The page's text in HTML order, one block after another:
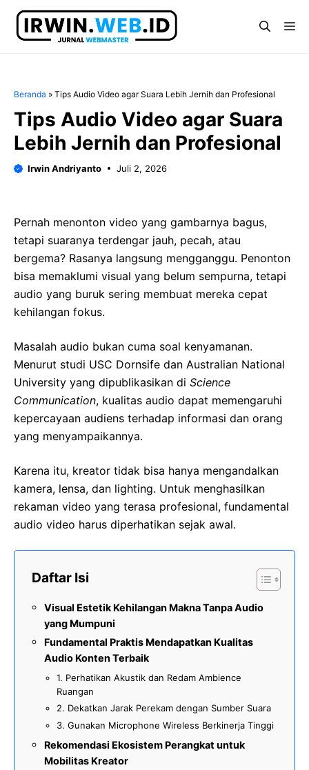
Langsung
Beranda » Tips Audio Video agar Suara Lebih Jernih dan Profesional
Tips Audio Video agar Suara
Lebih Jernih dan Profesional
Irwin Andriyanto Juli 2, 2026
Pernah menonton video yang gambarnya bagus,
tetapi suaranya terdengar jauh, pecah, atau
bergema? Rasanya langsung mengganggu. Penonton
bisa memaklumi visual yang belum sempurna, tetapi
audio yang buruk sering membuat mereka cepat
kehilangan fokus.
Masalah audio bukan cuma soal kenyamanan.
Menurut studi USC Dornsife dan Australian National
University yang dipublikasikan di Science
Communication, kualitas audio dapat memengaruhi
kepercayaan audiens terhadap informasi dan orang
yang menyampaikannya.
Karena itu, kreator tidak bisa hanya mengandalkan
kamera, lensa, dan lighting. Untuk menghasilkan
rekaman video yang terasa profesional, fundamental
audio video harus diperhatikan sejak awal.
Daftar Isi
Visual Estetik Kehilangan Makna Tanpa Audio
yang Mumpuni
Fundamental Praktis Mendapatkan Kualitas
Audio Konten Terbaik
1. Perhatikan Akustik dan Redam Ambience
Ruangan
2. Dekatkan Jarak Perekam dengan Sumber Suara
3. Gunakan Microphone Wireless Berkinerja Tinggi
Rekomendasi Ekosistem Perangkat untuk
Mobilitas Kreator